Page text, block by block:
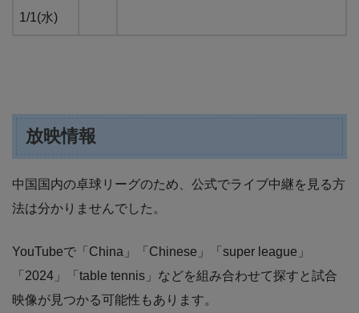
1/1(水)
放映情報
中国国内の卓球リーグのため、公式でライブ中継を見る方
法は分かりませんでした。
YouTubeで「China」「Chinese」「super league」
「2024」「table tennis」などを組み合わせて探すと試合
映像が見つかる可能性もあります。